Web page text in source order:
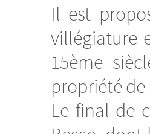
Il est
villégiature
15ème
propriété de
Le final de